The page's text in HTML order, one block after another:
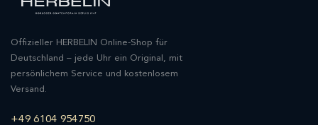
Offizieller HERBELIN Online-Shop für
Deutschland – jede Uhr ein Original, mit
persönlichem Service und kostenlosem
Versand.
+49 6104 954750